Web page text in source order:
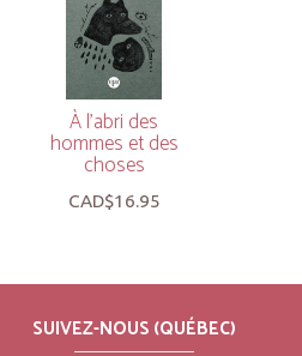
À l’abri des
hommes et des
choses
CAD$16.95
SUIVEZ-NOUS (QUÉBEC)